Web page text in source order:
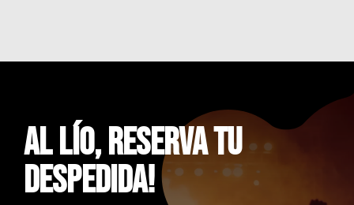
AL LÍO, Reserva Tu
Despedida!